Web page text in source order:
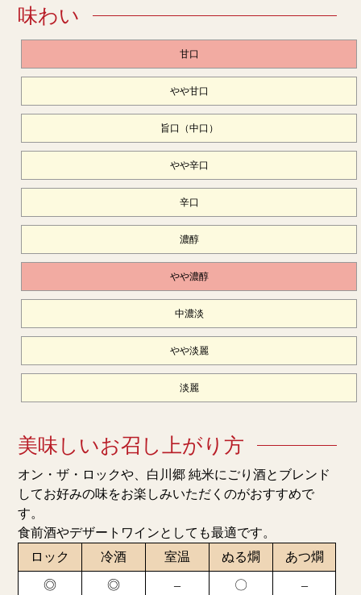
味わい
甘口
やや甘口
旨口（中口）
やや辛口
辛口
濃醇
やや濃醇
中濃淡
やや淡麗
淡麗
美味しいお召し上がり方
オン・ザ・ロックや、白川郷 純米にごり酒とブレンド
してお好みの味をお楽しみいただくのがおすすめで
す。
食前酒やデザートワインとしても最適です。
ロック
冷酒 室温 ぬる燗 あつ燗
◎ ◎ – 〇 –